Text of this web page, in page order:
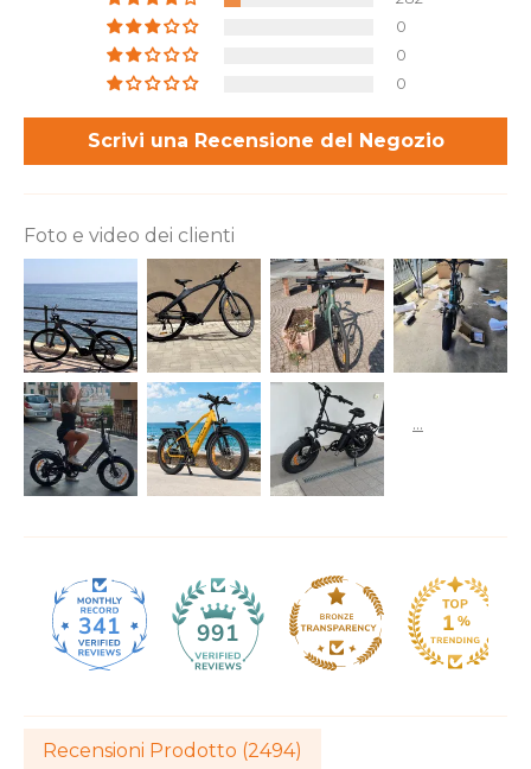
0
0
0
Scrivi una Recensione del Negozio
Foto e video dei clienti
341 991
Recensioni Prodotto (2494)